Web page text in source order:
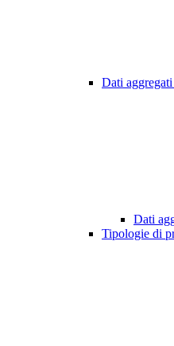
Dati
Dati
Tipologie di